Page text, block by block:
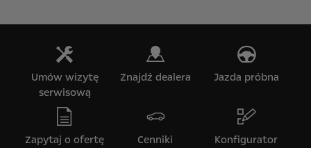
Umów wizytę
serwisową
Znajdź dealera Jazda próbna
Zapytaj o ofertę Cenniki Konfigurator